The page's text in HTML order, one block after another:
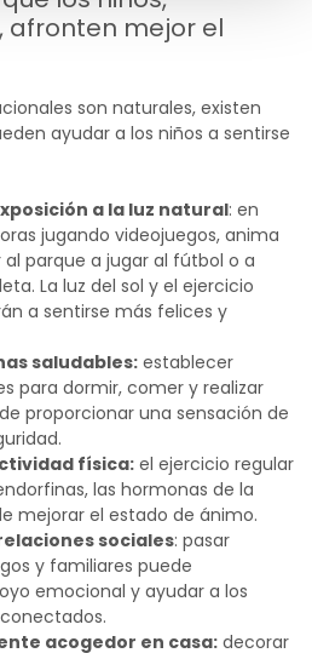
, afronten mejor el
son naturales, existen
ayudar a los niños a sentirse
a la luz natural: en
jugando videojuegos, anima
al parque a jugar al fútbol o a
La luz del sol y el ejercicio
a sentirse más felices y
saludables: establecer
para dormir, comer y realizar
proporcionar una sensación de
física: el ejercicio regular
las hormonas de la
mejorar el estado de ánimo.
sociales: pasar
y familiares puede
emocional y ayudar a los
acogedor en casa: decorar